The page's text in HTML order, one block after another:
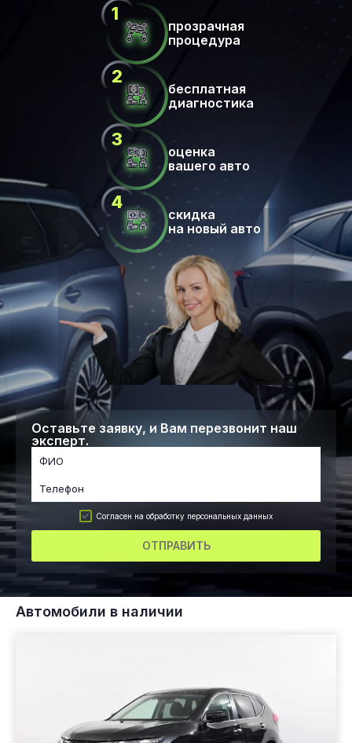
Оставьте заявку, и Вам перезвонит наш
эксперт.
Согласен на обработку персональных данных
ОТПРАВИТЬ
прозрачная
процедура
бесплатная
диагностика
оценка
вашего авто
скидка
на новый авто
Автомобили в наличии